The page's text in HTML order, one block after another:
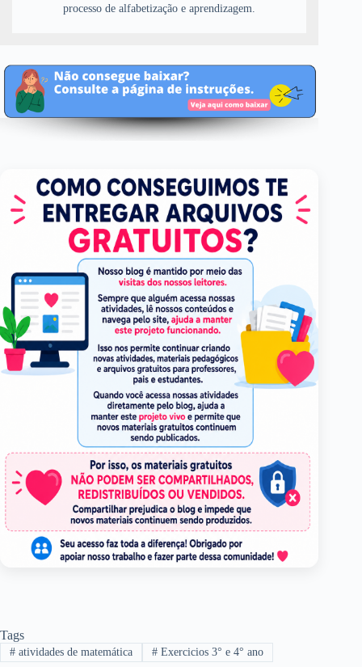
processo de alfabetização e aprendizagem.
Tags
#atividades de matemática #Exercicios 3° e 4° ano